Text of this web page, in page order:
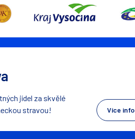
jídel za skvělé
stravou!
Více info